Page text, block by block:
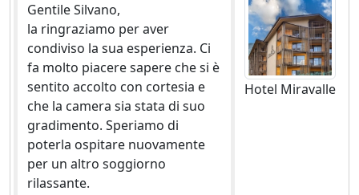
Gentile Silvano,
la ringraziamo per aver
condiviso la sua esperienza. Ci
fa molto piacere sapere che si è
sentito accolto con cortesia e
che la camera sia stata di suo
gradimento. Speriamo di
poterla ospitare nuovamente
per un altro soggiorno
rilassante.
Hotel Miravalle